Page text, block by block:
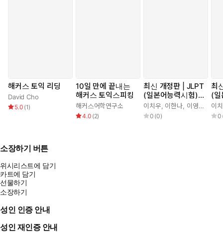
해커스 토익 리딩
David Cho
5.0 (1)
10일 만에 끝내는
해커스 토익스피킹
해커스어학연구소
4.0 (2)
최신 개정판 | JLPT
(일본어능력시험)
한권으로 끝내기 N
4
이치우, 이한나, 이영아
0 (0)
최
(일
한
2
이
0
소장하기 버튼
위시리스트에 담기
카트에 담기
선물하기
소장하기
성인 인증 안내
성인 재인증 안내